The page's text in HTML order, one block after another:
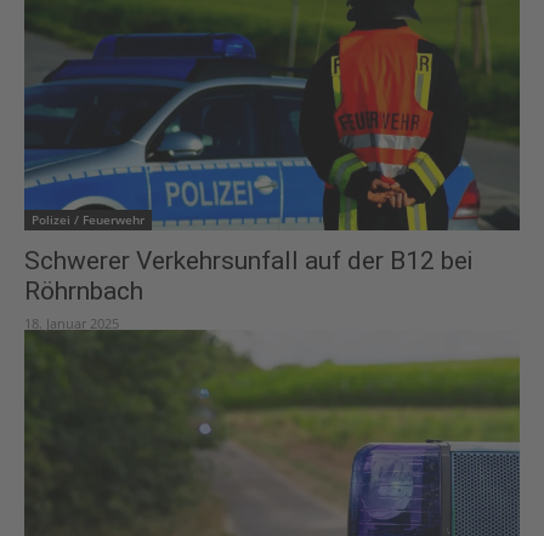
Polizei / Feuerwehr
Schwerer Verkehrsunfall auf der B12 bei
Röhrnbach
18. Januar 2025